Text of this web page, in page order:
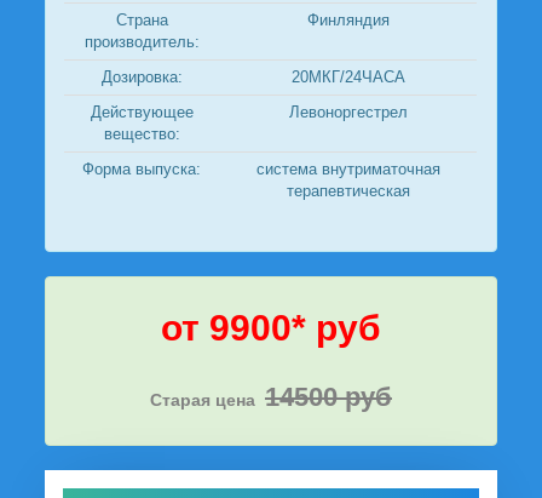
Страна
производитель:
Финляндия
Дозировка:
20МКГ/24ЧАСА
Действующее
вещество:
Левоноргестрел
Форма выпуска:
система внутриматочная
терапевтическая
от 9900* руб
Старая цена 14500 руб